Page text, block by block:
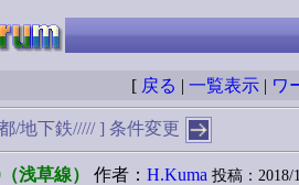
[ 戻る | 一覧表示 | ワ
/地下鉄///// ] 条件変更
浅草線） 作者： H.Kuma 投稿：2018/